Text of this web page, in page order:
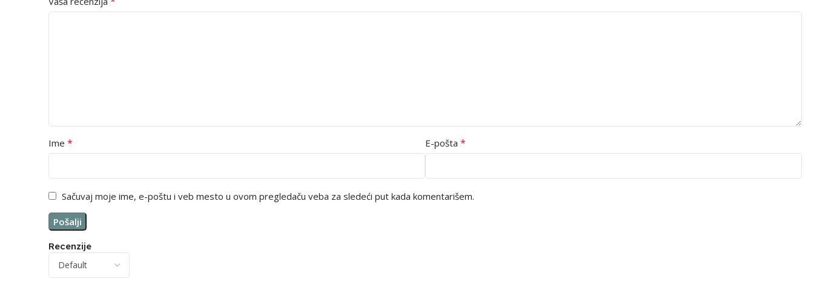
Recenzije
Ime * E-pošta *
Sačuvaj moje ime, e-poštu i veb mesto u ovom pregledaču veba za sledeći put kada komentarišem.